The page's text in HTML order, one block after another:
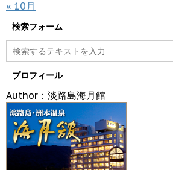
« 10月
検索フォーム
プロフィール
Author：淡路島海月館